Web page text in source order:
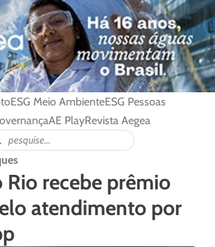
ESG Meio AmbienteESG Pessoas
AE PlayRevista Aegea
Rio recebe prêmio
atendimento por